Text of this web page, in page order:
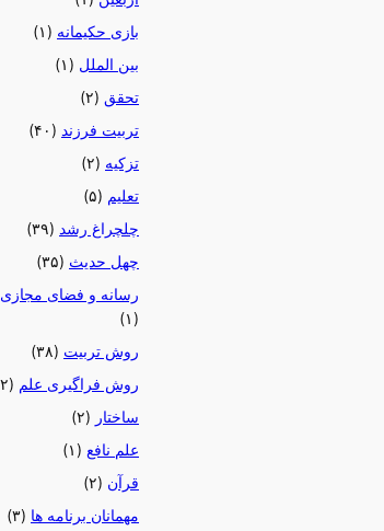
بازی حکیمانه (۱)
بین الملل (۱)
تحقق (۲)
تربیت فرزند (۴۰)
تزکیه (۲)
تعلیم (۵)
چلچراغ رشد (۳۹)
چهل حدیث (۳۵)
رسانه و فضای مجازی
(۱)
روش تربیت (۳۸)
روش فراگیری علم (۲)
ساختار (۲)
علم نافع (۱)
قرآن (۲)
مهمانان برنامه ها (۳)